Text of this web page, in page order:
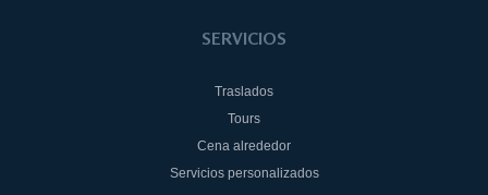
SERVICIOS
Traslados
Tours
Cena alrededor
Servicios personalizados